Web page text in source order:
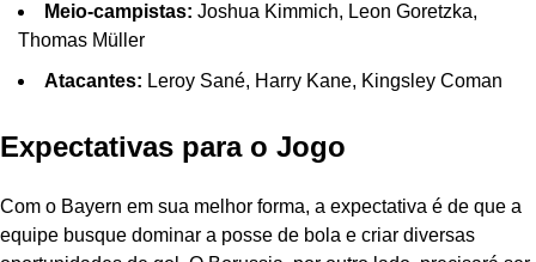
Meio-campistas: Joshua Kimmich, Leon Goretzka,
Thomas Müller
Atacantes: Leroy Sané, Harry Kane, Kingsley Coman
Expectativas para o Jogo
Com o Bayern em sua melhor forma, a expectativa é de que a
equipe busque dominar a posse de bola e criar diversas